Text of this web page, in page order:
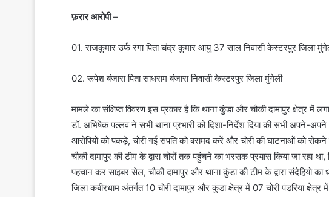
फ़रार आरोपी–
01. राजकुमार उर्फ रंगा पिता चंद्र कुमार आयु 37 साल निवासी केस्टरपुर जिला
02. रूपेश बंजारा पिता साधराम बंजारा निवासी केस्टरपुर जिला मुंगेली
मामले का संक्षिप्त विवरण इस प्रकार है कि थाना कुंडा और चौकी दामापुर क्षेत्र में
डॉ. अभिषेक पल्लव ने सभी थाना प्रभारी को दिशा-निर्देश दिया की सभी अपने-
आरोपियों को पकड़े, चोरी गई संपति को बरामद करें और चोरी की घाटनाओं को
चौकी दामापुर की टीम के द्वारा चोरों तक पहुंचने का भरसक प्रयास किया जा रहा
पहचान कर साइबर सेल, चौकी दामापुर और थाना कुंडा की टीम के द्वारा संदेहियो
जिला कबीरधाम अंतर्गत 10 चोरी दामापुर और कुंडा क्षेत्र में 07 चोरी पंडरिया